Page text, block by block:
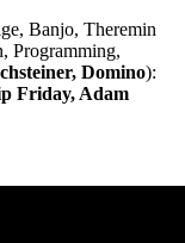
Banjo, Theremin
Programming,
Domino):
Friday, Adam